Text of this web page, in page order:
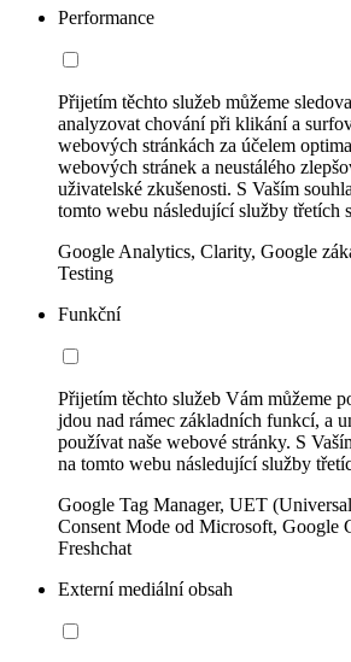
Performance
Přijetím těchto služeb můžeme
analyzovat chování při klikání a
webových stránkách za účelem
webových stránek a neustálého
uživatelské zkušenosti. S Vaším
tomto webu následující služby třetích
Google Analytics, Clarity, Google
Testing
Funkční
Přijetím těchto služeb Vám můžeme
jdou nad rámec základních funkcí, a
používat naše webové stránky. S
na tomto webu následující služby
Google Tag Manager, UET
Consent Mode od Microsoft, Google
Freshchat
Externí mediální obsah